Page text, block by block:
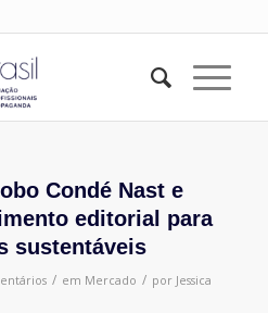
Condé Nast e
editorial para
sustentáveis
/ em Mercado / por Jessica